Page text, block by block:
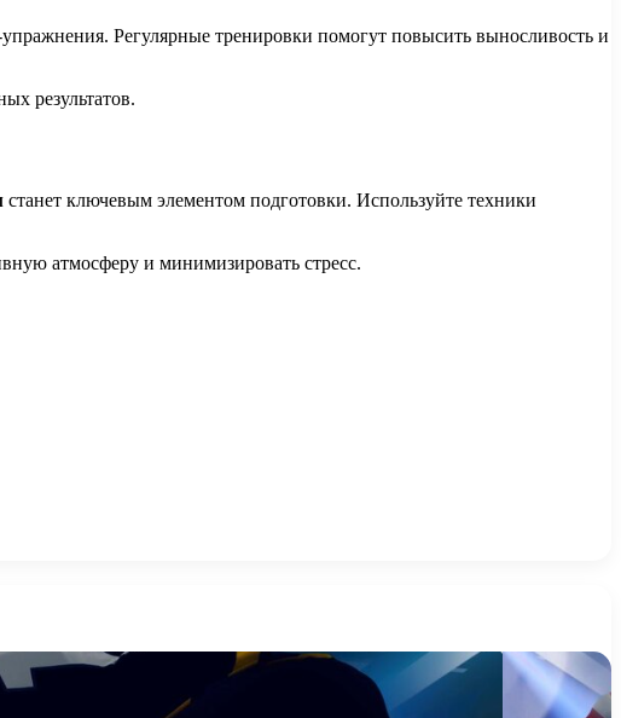
Регулярные тренировки помогут повысить выносливость и
результатов.
станет ключевым элементом подготовки. Используйте техники
атмосферу и минимизировать стресс.